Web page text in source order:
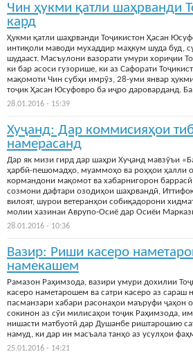
Чин ҳукми қатли шаҳрванди
кард
Ҳукми қатли шаҳрванди Тоҷикистон Ҳасан
интиқоли маводи мухаддир маҳкум шуда буд,
шудааст. Масъулони вазорати умури хориҷии
ки бар асоси гузорише, ки аз Сафорати
мақомоти Чин субҳи имрӯз, 28-уми январ
тоҷик Ҳасан Юсуфовро ба иҷро дароварданд. Ба
28.01.2016 - 15:39
Хуҷанд: Дар коммисияҳои
намерасанд
Дар як мизи гирд дар шаҳри Хуҷанд мавзӯъи
ҳарбӣ-пешомадҳо, муаммоҳо ва роҳҳои ҳалли
кормандони мақомот ва хабарнигорон
созмони дафтари озодиҳои шаҳрвандӣ,
вилоят, шурои ветеранҳои собиқадорони
молии хазинаи Аврупо-Осиё дар Осиёи
28.01.2016 - 10:36
Вазир: Риши касеро
намекашем
Рамазон Раҳимзода, вазири умури дохилии
касеро наметарошем ва сатри касеро аз сараш
пасманзари хабари расонаҳои маъруфи ҷаҳон
сокинон аз сӯи милисаҳои тоҷик Раҳимзода,
нишасти матбуотӣ дар Душанбе риштарошию
намуд, ки дар ин масъала танҳо аз усулҳои
25.01.2016 - 14:21